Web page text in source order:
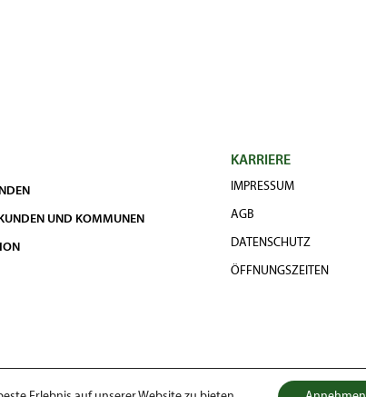
UND KOMMUNEN
KARRIERE
IMPRESSUM
AGB
DATENSCHUTZ
ÖFFNUNGSZEITEN